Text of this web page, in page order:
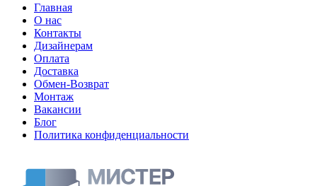
Главная
О нас
Контакты
Дизайнерам
Оплата
Доставка
Обмен-Возврат
Монтаж
Вакансии
Блог
Политика конфиденциальности